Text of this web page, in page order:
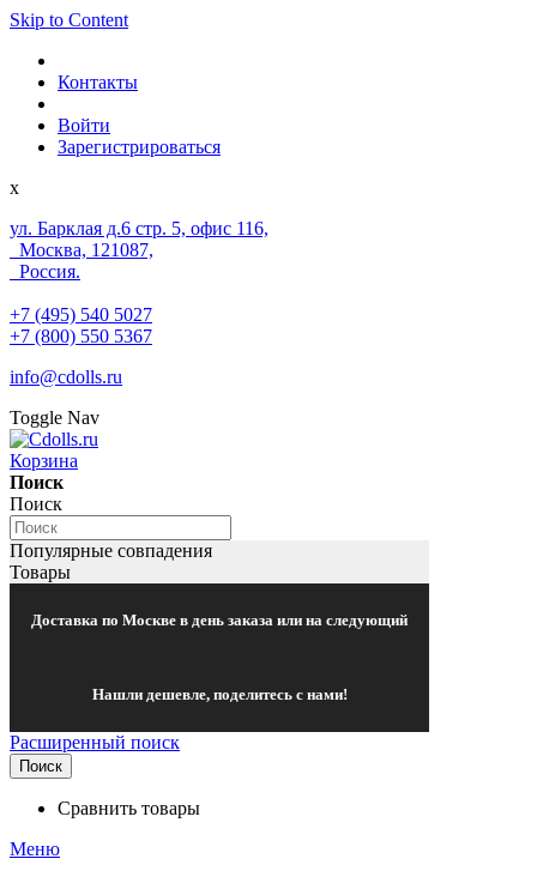
Skip to Content
Контакты
Войти
Зарегистрироваться
x
ул. Барклая д.6 стр. 5, офис 116,
Москва, 121087,
Россия.
+7 (495) 540 5027
+7 (800) 550 5367
info@cdolls.ru
Toggle Nav
Корзина
Поиск
Поиск
Популярные совпадения
Товары
Доставка по Москве в день заказа или на следующий
Нашли дешевле, поделитесь с нами!
Расширенный поиск
Поиск
Сравнить товары
Меню